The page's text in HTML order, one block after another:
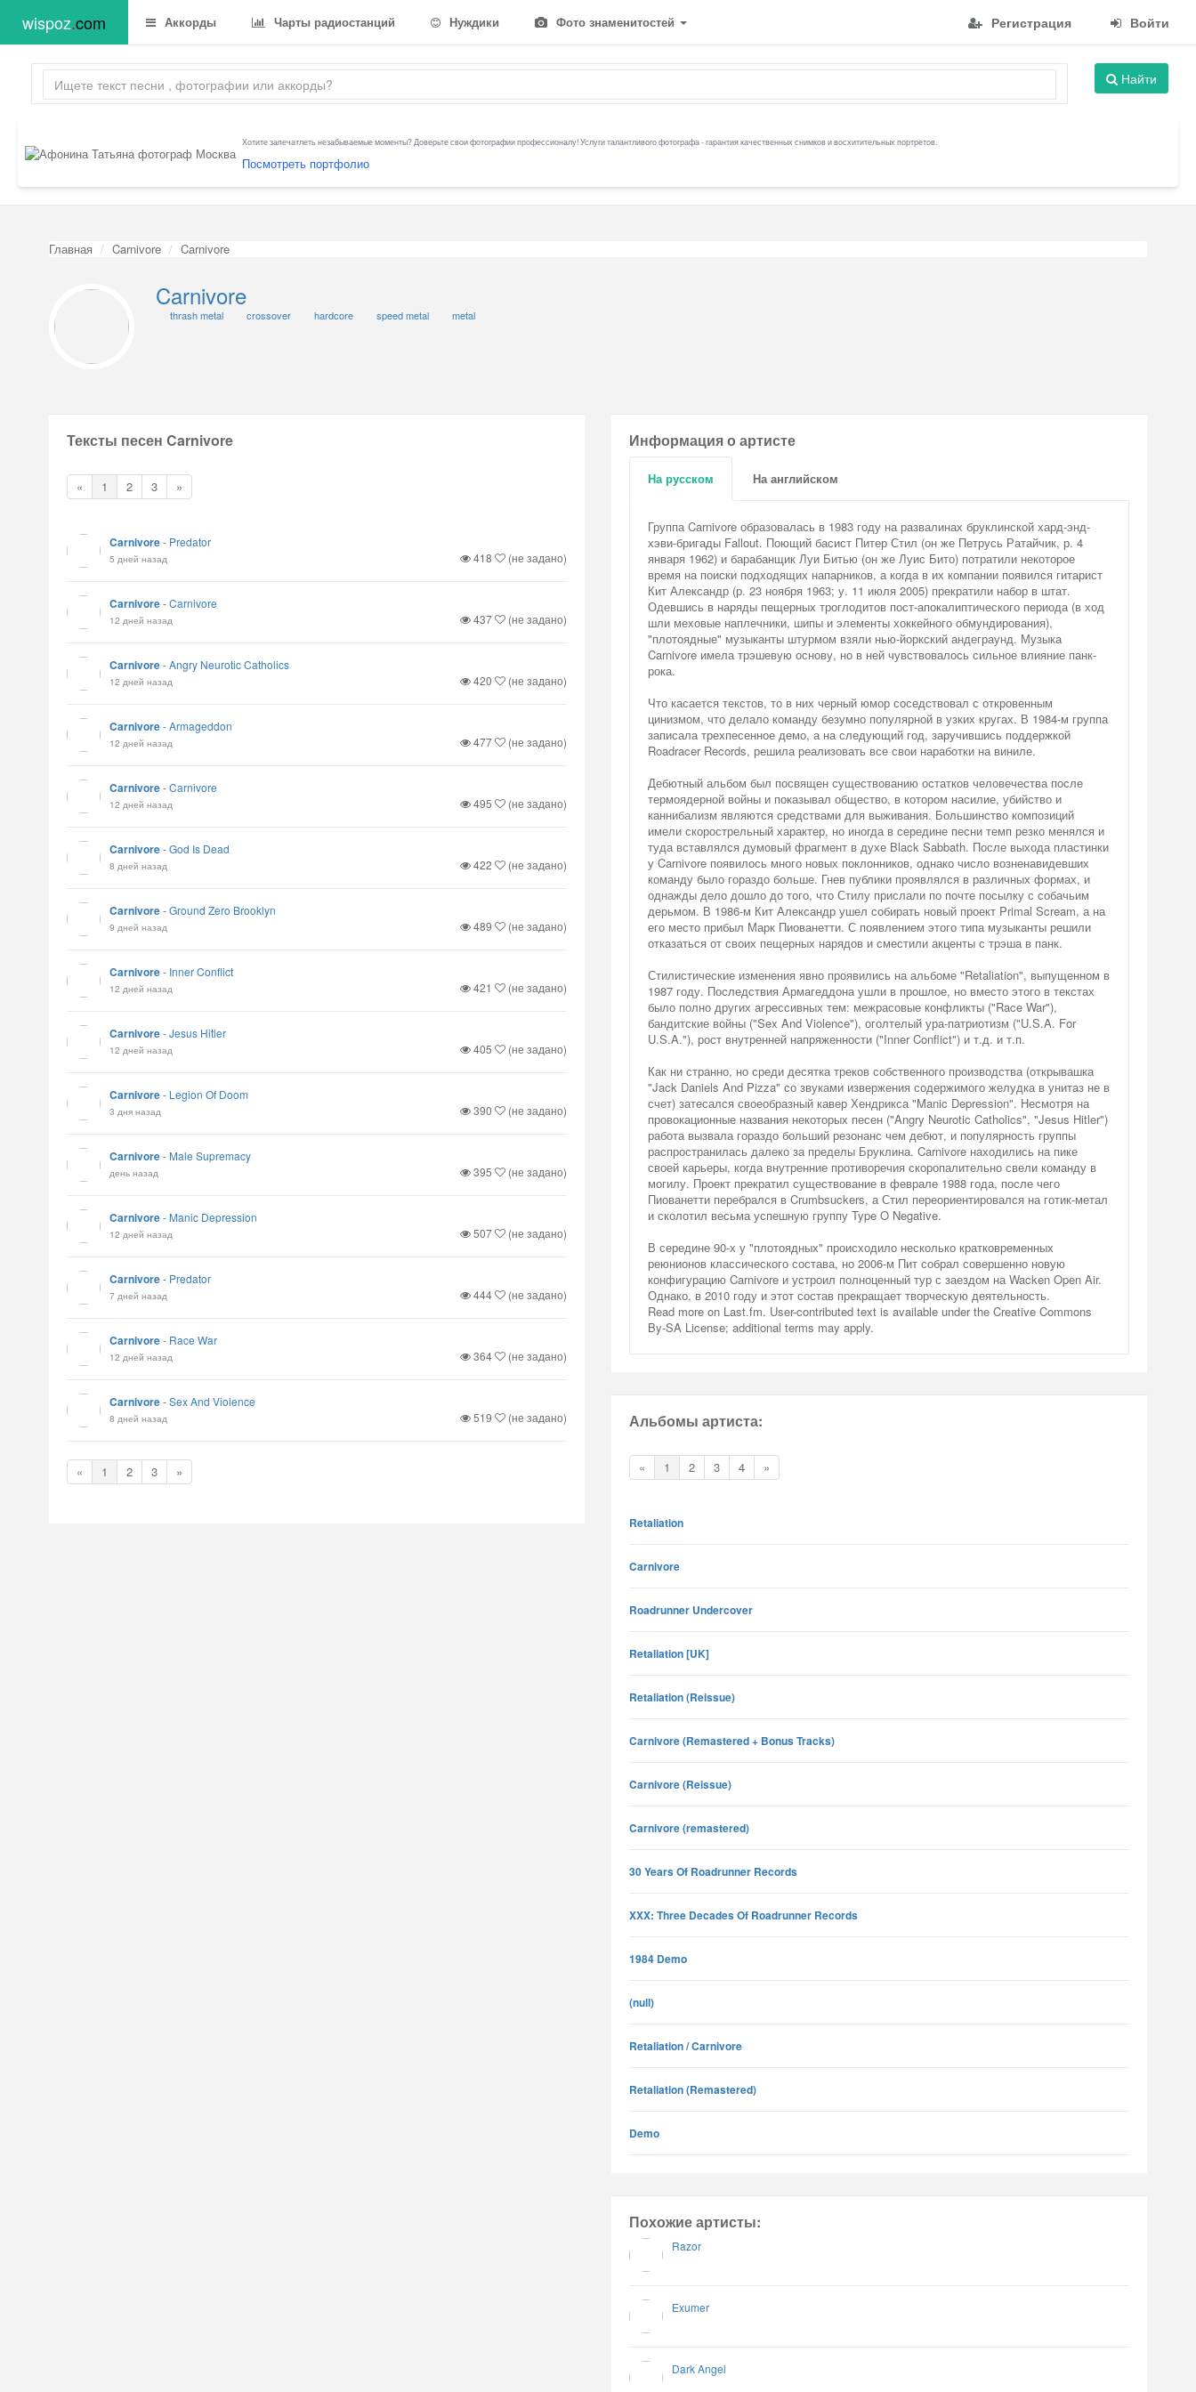
wispoz.com Аккорды Чарты радиостанций Нуждики Фото знаменитостей Регистрация Войти
Найти
Хотите запечатлеть незабываемые моменты? Доверьте свои фотографии профессионалу! Услуги талантливого фотографа - гарантия качественных снимков и восхитительных портретов.
Посмотреть портфолио
Главная Carnivore Carnivore
Carnivore
thrash metal crossover hardcore speed metal metal
Тексты песен Carnivore
« 1 2 3 »
Carnivore- Predator
5 дней назад 418 (не задано)
Carnivore-Carnivore
12 дней назад 437 (не задано)
Carnivore-Angry Neurotic Catholics
12 дней назад 420 (не задано)
Carnivore-Armageddon
12 дней назад 477 (не задано)
Carnivore-Carnivore
12 дней назад 495 (не задано)
Carnivore-God Is Dead
8 дней назад 422 (не задано)
Carnivore-Ground Zero Brooklyn
9 дней назад 489 (не задано)
Carnivore- Inner Conflict
12 дней назад 421 (не задано)
Carnivore-Jesus Hitler
12 дней назад 405 (не задано)
Carnivore- Legion Of Doom
3 дня назад 390 (не задано)
Carnivore- Male Supremacy
день назад 395 (не задано)
Carnivore- Manic Depression
12 дней назад 507 (не задано)
Carnivore- Predator
7 дней назад 444 (не задано)
Carnivore- Race War
12 дней назад 364 (не задано)
Carnivore-Sex And Violence
8 дней назад 519 (не задано)
« 1 2 3 »
Информация о артисте
На русском На английском
Группа Carnivore образовалась в 1983 году на развалинах бруклинской хард-энд-
хэви-бригады Fallout. Поющий басист Питер Стил (он же Петрусь Ратайчик, р. 4
января 1962) и барабанщик Луи Битью (он же Луис Бито) потратили некоторое
время на поиски подходящих напарников, а когда в их компании появился гитарист
Кит Александр (р. 23 ноября 1963; у. 11 июля 2005) прекратили набор в штат.
Одевшись в наряды пещерных троглодитов пост-апокалиптического периода (в ход
шли меховые наплечники, шипы и элементы хоккейного обмундирования),
"плотоядные" музыканты штурмом взяли нью-йоркский андеграунд. Музыка
Carnivore имела трэшевую основу, но в ней чувствовалось сильное влияние панк-
рока.
Что касается текстов, то в них черный юмор соседствовал с откровенным
цинизмом, что делало команду безумно популярной в узких кругах. В 1984-м группа
записала трехпесенное демо, а на следующий год, заручившись поддержкой
Roadracer Records, решила реализовать все свои наработки на виниле.
Дебютный альбом был посвящен существованию остатков человечества после
термоядерной войны и показывал общество, в котором насилие, убийство и
каннибализм являются средствами для выживания. Большинство композиций
имели скорострельный характер, но иногда в середине песни темп резко менялся и
туда вставлялся думовый фрагмент в духе Black Sabbath. После выхода пластинки
у Carnivore появилось много новых поклонников, однако число возненавидевших
команду было гораздо больше. Гнев публики проявлялся в различных формах, и
однажды дело дошло до того, что Стилу прислали по почте посылку с собачьим
дерьмом. В 1986-м Кит Александр ушел собирать новый проект Primal Scream, а на
его место прибыл Марк Пиованетти. С появлением этого типа музыканты решили
отказаться от своих пещерных нарядов и сместили акценты с трэша в панк.
Стилистические изменения явно проявились на альбоме "Retaliation", выпущенном в
1987 году. Последствия Армагеддона ушли в прошлое, но вместо этого в текстах
было полно других агрессивных тем: межрасовые конфликты ("Race War"),
бандитские войны ("Sex And Violence"), оголтелый ура-патриотизм ("U.S.A. For
U.S.A."), рост внутренней напряженности ("Inner Conflict") и т.д. и т.п.
Как ни странно, но среди десятка треков собственного производства (открывашка
"Jack Daniels And Pizza" со звуками извержения содержимого желудка в унитаз не в
счет) затесался своеобразный кавер Хендрикса "Manic Depression". Несмотря на
провокационные названия некоторых песен ("Angry Neurotic Catholics", "Jesus Hitler")
работа вызвала гораздо больший резонанс чем дебют, и популярность группы
распространилась далеко за пределы Бруклина. Carnivore находились на пике
своей карьеры, когда внутренние противоречия скоропалительно свели команду в
могилу. Проект прекратил существование в феврале 1988 года, после чего
Пиованетти перебрался в Crumbsuckers, а Стил переориентировался на готик-метал
и сколотил весьма успешную группу Type O Negative.
В середине 90-х у "плотоядных" происходило несколько кратковременных
реюнионов классического состава, но 2006-м Пит собрал совершенно новую
конфигурацию Carnivore и устроил полноценный тур с заездом на Wacken Open Air.
Однако, в 2010 году и этот состав прекращает творческую деятельность.
Read more on Last.fm. User-contributed text is available under the Creative Commons
By-SA License; additional terms may apply.
Альбомы артиста:
« 1 2 3 4 »
Retaliation
Carnivore
Roadrunner Undercover
Retaliation [UK]
Retaliation (Reissue)
Carnivore (Remastered + Bonus Tracks)
Carnivore (Reissue)
Carnivore (remastered)
30 Years Of Roadrunner Records
XXX: Three Decades Of Roadrunner Records
1984 Demo
(null)
Retaliation / Carnivore
Retaliation (Remastered)
Demo
Похожие артисты:
Razor
Exumer
Dark Angel